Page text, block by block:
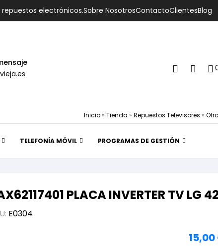
electrónicos.Sobre NosotrosContactoClientesBlog
Inicio » Tienda » Repuestos Televisores »
TELEFONÍA MÓVIL PROGRAMAS DE GESTIÓN
PLACA INVERTER TV LG
E0304
15,00